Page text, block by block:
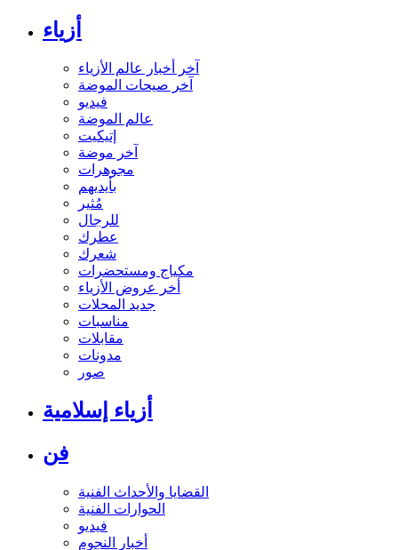
أزياء
آخر أخبار عالم الأزياء
آخر صيحات الموضة
فيديو
عالم الموضة
إتيكيت
آخر موضة
مجوهرات
بأيديهم
مُثير
للرجال
عطرك
شعرك
مكياج ومستحضرات
أخر عروض الأزياء
جديد المحلات
مناسبات
مقابلات
مدونات
صور
أزياء إسلامية
فن
القضايا والأحداث الفنية
الحوارات الفنية
فيديو
أخبار النجوم